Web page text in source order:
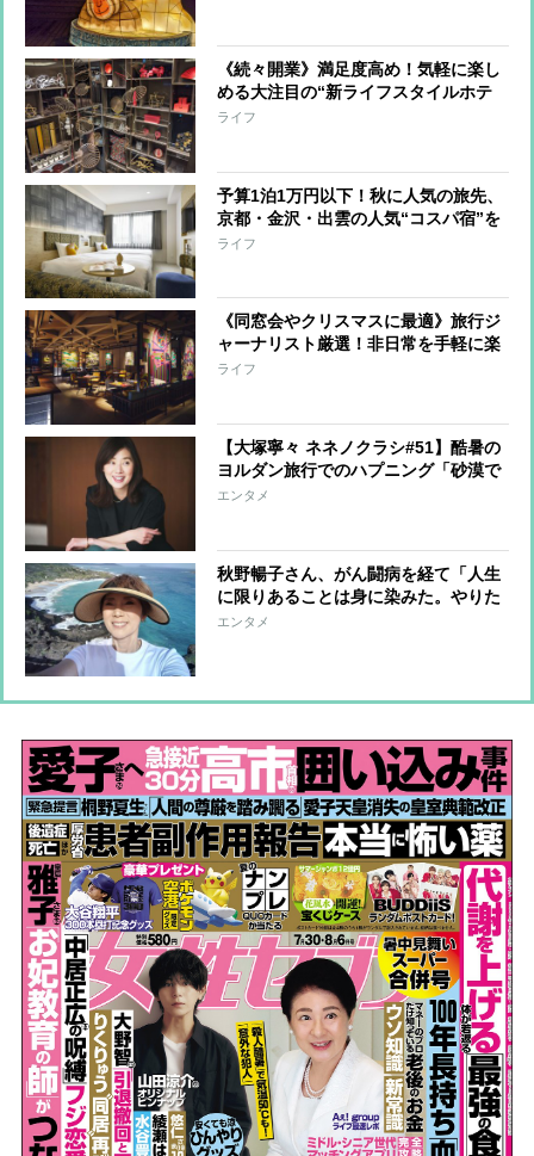
《続々開業》満足度高め！気軽に楽し
める大注目の“新ライフスタイルホテ
ル”を旅行ジャーナリストが紹介
ライフ
予算1泊1万円以下！秋に人気の旅先、
京都・金沢・出雲の人気“コスパ宿”を
旅行ジャーナリストが紹介
ライフ
《同窓会やクリスマスに最適》旅行ジ
ャーナリスト厳選！非日常を手軽に楽
しむ東京・名古屋・大阪の“大人のホ
ライフ
【大塚寧々 ネネノクラシ#51】酷暑の
ヨルダン旅行でのハプニング「砂漠で
家族三人置き去りに」
エンタメ
秋野暢子さん、がん闘病を経て「人生
に限りあることは身に染みた。やりた
いことはすぐ行動」1人でハワイ旅行
エンタメ